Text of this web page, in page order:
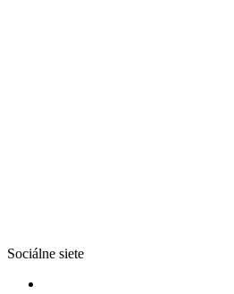
Sociálne siete